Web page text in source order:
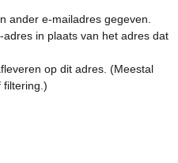
ander e-mailadres gegeven.
in plaats van het adres dat
op dit adres. (Meestal
filtering.)